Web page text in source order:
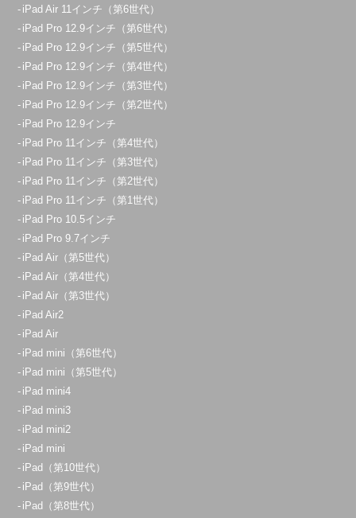
iPad Air 11インチ（第6世代）
iPad Pro 12.9インチ（第6世代）
iPad Pro 12.9インチ（第5世代）
iPad Pro 12.9インチ（第4世代）
iPad Pro 12.9インチ（第3世代）
iPad Pro 12.9インチ（第2世代）
iPad Pro 12.9インチ
iPad Pro 11インチ（第4世代）
iPad Pro 11インチ（第3世代）
iPad Pro 11インチ（第2世代）
iPad Pro 11インチ（第1世代）
iPad Pro 10.5インチ
iPad Pro 9.7インチ
iPad Air（第5世代）
iPad Air（第4世代）
iPad Air（第3世代）
iPad Air2
iPad Air
iPad mini（第6世代）
iPad mini（第5世代）
iPad mini4
iPad mini3
iPad mini2
iPad mini
iPad（第10世代）
iPad（第9世代）
iPad（第8世代）